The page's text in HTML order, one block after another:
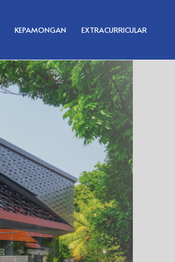
KEPAMONGAN EXTRACURRICULAR